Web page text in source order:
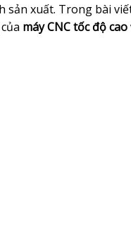
sản xuất. Trong bài
máy CNC tốc độ cao